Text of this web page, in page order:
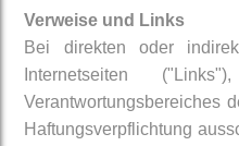
Verweise und Links
Bei direkten oder
Internetseiten
Verantwortungsbereiches
Haftungsverpflichtung